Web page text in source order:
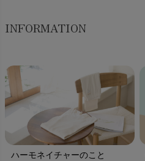
INFORMATION
ハーモネイチャーのこと